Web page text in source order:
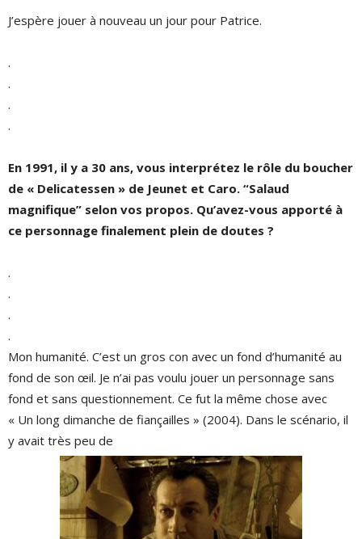
J’espère jouer à nouveau un jour pour Patrice.
.
.
.
.
En 1991, il y a 30 ans, vous interprétez le rôle du boucher
de « Delicatessen » de Jeunet et Caro. “Salaud
magnifique” selon vos propos. Qu’avez-vous apporté à
ce personnage finalement plein de doutes ?
.
.
.
.
Mon humanité. C’est un gros con avec un fond d’humanité au
fond de son œil. Je n’ai pas voulu jouer un personnage sans
fond et sans questionnement. Ce fut la même chose avec
« Un long dimanche de fiançailles » (2004). Dans le scénario, il
y avait très peu de